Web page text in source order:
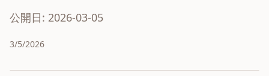
公開日: 2026-03-05
3/5/2026